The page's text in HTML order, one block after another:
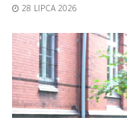
28 LIPCA 2026